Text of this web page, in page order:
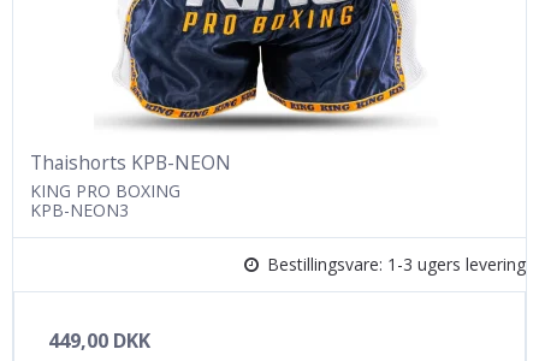
Thaishorts KPB-NEON
KING PRO BOXING
KPB-NEON3
Bestillingsvare: 1-3 ugers levering
449,00 DKK